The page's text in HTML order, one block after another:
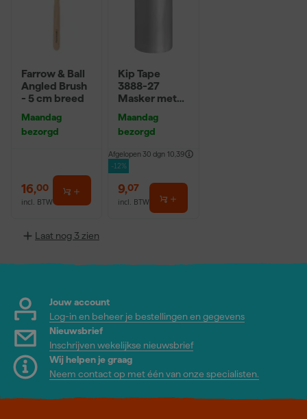
Farrow & Ball
Angled Brush
- 5 cm breed
Maandag
bezorgd
16,00
incl. BTW
Kip Tape
3888-27
Masker met
2,7 x 20m
Maandag
bezorgd
Afgelopen 30 dgn 10,39
-12%
9,07
incl. BTW
Laat nog 3 zien
Jouw account
Log-in en beheer je bestellingen en gegevens
Nieuwsbrief
Inschrijven wekelijkse nieuwsbrief
Wij helpen je graag
Neem contact op met één van onze specialisten.